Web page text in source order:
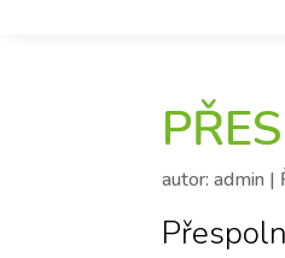
autor:admin |